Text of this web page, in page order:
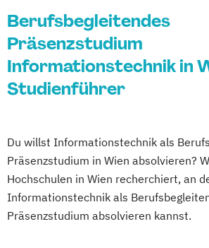
Berufsbegleitendes
Präsenzstudium
Informationstechnik in
Studienführer
Du willst Informationstechnik als
Präsenzstudium in Wien absolvieren?
Hochschulen in Wien recherchiert, an
Informationstechnik als
Präsenzstudium absolvieren kannst.